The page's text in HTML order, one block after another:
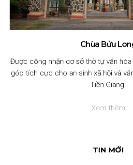
Chùa Bửu
Được công nhận cơ sở thờ tự văn
góp tích cực cho an sinh xã hội và
Tiền Giang.
Xem thêm
TIN MỚI